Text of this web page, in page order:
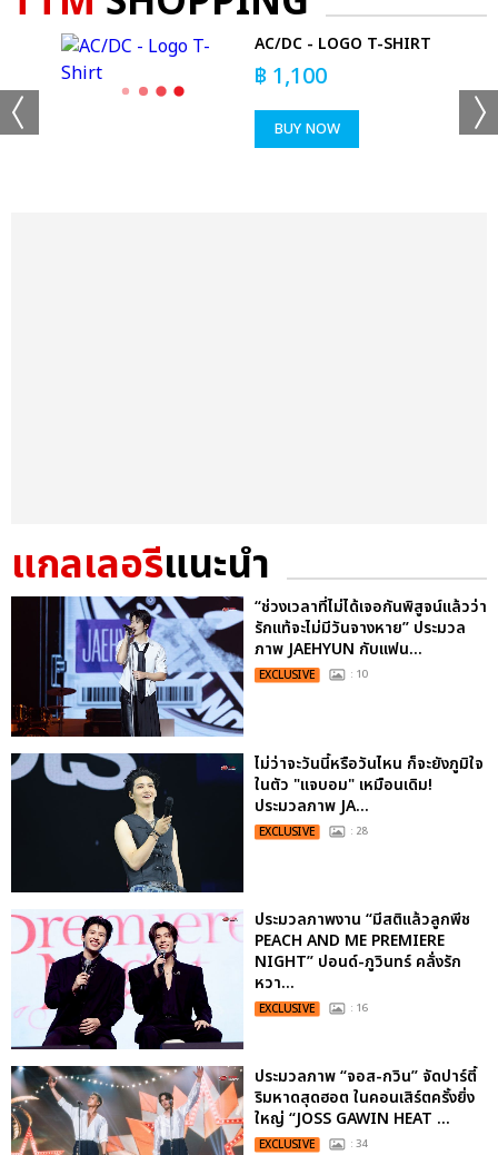
AC/DC - LOGO T-SHIRT
฿ 1,100
BUY NOW
แกลเลอรีแนะนำ
“ช่วงเวลาที่ไม่ได้เจอกันพิสูจน์แล้วว่า
รักแท้จะไม่มีวันจางหาย” ประมวล
ภาพ JAEHYUN กับแฟน...
EXCLUSIVE : 10
ไม่ว่าจะวันนี้หรือวันไหน ก็จะยังภูมิใจ
ในตัว "แจบอม" เหมือนเดิม!
ประมวลภาพ JA...
EXCLUSIVE : 28
ประมวลภาพงาน “มีสติแล้วลูกพีช
PEACH AND ME PREMIERE
NIGHT” ปอนด์-ภูวินทร์ คลั่งรัก
หวา...
EXCLUSIVE : 16
ประมวลภาพ “จอส-กวิน” จัดปาร์ตี้
ริมหาดสุดฮอต ในคอนเสิร์ตครั้งยิ่ง
ใหญ่ “JOSS GAWIN HEAT ...
EXCLUSIVE : 34